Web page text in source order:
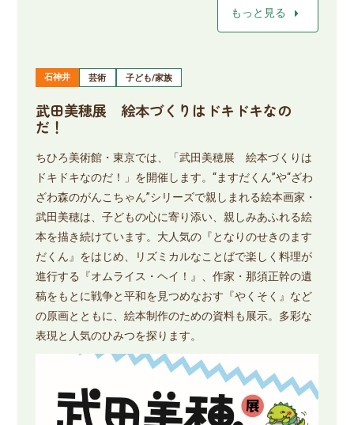
もっと見る arrow_right
石神井 芸術 子ども/家族
武田美穂展 絵本づくりはドキドキなの
だ！
ちひろ美術館・東京では、「武田美穂展 絵本づくりは
ドキドキなのだ！」を開催します。“ますだくん”や“ざわ
ざわ森のがんこちゃん”シリーズで親しまれる絵本画家・
武田美穂は、子どもの心に寄り添い、親しみあふれる絵
本を描き続けています。大人気の『となりのせきのます
だくん』をはじめ、リズミカルなことばで楽しく料理が
進行する『オムライス・ヘイ！』、作家・那須正幹の遺
稿をもとに戦争と平和を見つめなおす『やくそく』など
の原画とともに、絵本制作のための資料も展示。多彩な
表現と人気のひみつを探ります。